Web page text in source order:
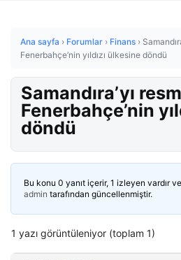
Ana sayfa › Forumlar › Finans ›
Fenerbahçe’nin yıldızı ülkesine döndü
Samandıra’yı
Fenerbahçe’nin
döndü
Bu konu 0 yanıt içerir, 1 izleyen vardır
admin tarafından güncellenmiştir.
1 yazı görüntüleniyor (toplam 1)